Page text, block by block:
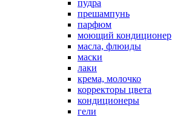
пудра
прешампунь
парфюм
моющий кондиционер
масла, флюиды
маски
лаки
крема, молочко
корректоры цвета
кондиционеры
гели